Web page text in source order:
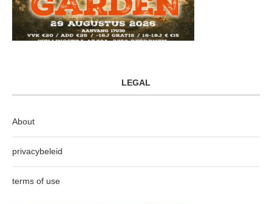
LEGAL
About
privacybeleid
terms of use